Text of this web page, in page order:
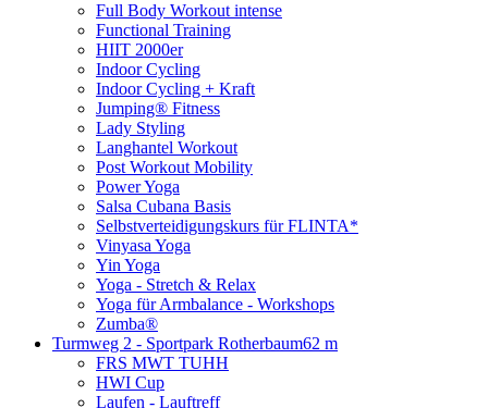
Full Body Workout intense
Functional Training
HIIT 2000er
Indoor Cycling
Indoor Cycling + Kraft
Jumping® Fitness
Lady Styling
Langhantel Workout
Post Workout Mobility
Power Yoga
Salsa Cubana Basis
Selbstverteidigungskurs für FLINTA*
Vinyasa Yoga
Yin Yoga
Yoga - Stretch & Relax
Yoga für Armbalance - Workshops
Zumba®
Turmweg 2 - Sportpark Rotherbaum62 m
FRS MWT TUHH
HWI Cup
Laufen - Lauftreff